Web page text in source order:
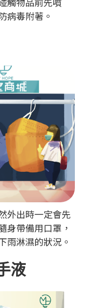
病毒附著。
外出時一定會先
身帶備用口罩，
雨淋濕的狀況。
液